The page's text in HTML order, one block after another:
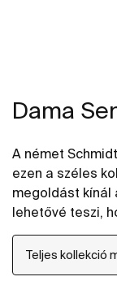
Dama
A német
ezen a széles
megoldást kínál
lehetővé teszi,
hozza ki a
könnyedén
Teljes kollekció